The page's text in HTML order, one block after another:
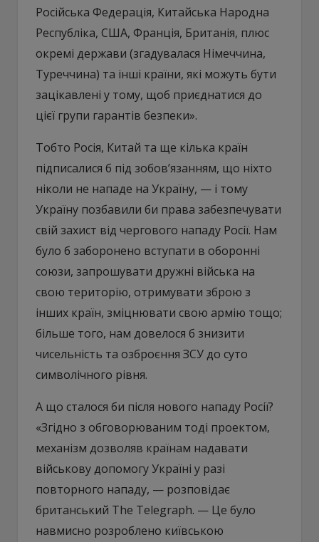
Російська Федерація, Китайська Народна
Республіка, США, Франція, Британія, плюс
окремі держави (згадувалася Німеччина,
Туреччина) та інші країни, які можуть бути
зацікавлені у тому, щоб приєднатися до
цієї групи гарантів безпеки».
Тобто Росія, Китай та ще кілька країн
підписалися б під зобов’язанням, що ніхто
ніколи не нападе на Україну, — і тому
Україну позбавили би права забезпечувати
свій захист від чергового нападу Росії. Нам
було б заборонено вступати в оборонні
союзи, запрошувати дружні війська на
свою територію, отримувати зброю з
інших країн, зміцнювати свою армію тощо;
більше того, нам довелося б знизити
чисельність та озброєння ЗСУ до суто
символічного рівня.
А що сталося би після нового нападу Росії?
«Згідно з обговорюваним тоді проектом,
механізм дозволяв країнам надавати
військову допомогу Україні у разі
повторного нападу, — розповідає
британський The Telegraph. — Це було
навмисно розроблено київською